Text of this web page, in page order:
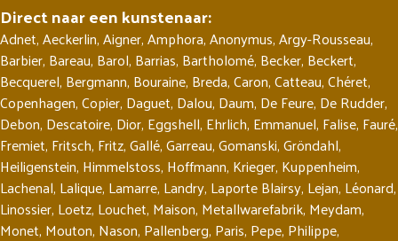
Direct naar een kunstenaar:
Adnet,Aeckerlin,Aigner,Amphora,Anonymus,Argy-Rousseau,
Barbier, Bareau, Barol, Barrias, Bartholomé, Becker, Beckert,
Becquerel, Bergmann, Bouraine, Breda,Caron,Catteau,Chéret,
Copenhagen,Copier, Daguet, Dalou, Daum, De Feure, De Rudder,
Debon, Descatoire, Dior, Eggshell, Ehrlich, Emmanuel, Falise, Fauré,
Fremiet, Fritsch, Fritz,Gallé,Garreau,Gomanski,Gröndahl,
Heiligenstein, Himmelstoss, Hoffmann, Krieger, Kuppenheim,
Lachenal, Lalique, Lamarre, Landry, Laporte Blairsy, Lejan, Léonard,
Linossier, Loetz, Louchet, Maison, Metallwarefabrik, Meydam,
Monet, Mouton, Nason, Pallenberg, Paris, Pepe, Philippe,